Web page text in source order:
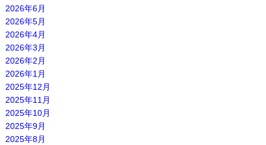
2026年6月
2026年5月
2026年4月
2026年3月
2026年2月
2026年1月
2025年12月
2025年11月
2025年10月
2025年9月
2025年8月